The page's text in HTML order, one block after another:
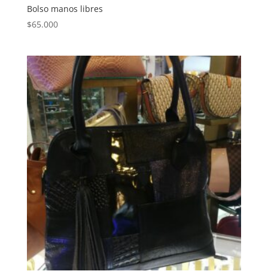
Bolso manos libres
$65.000